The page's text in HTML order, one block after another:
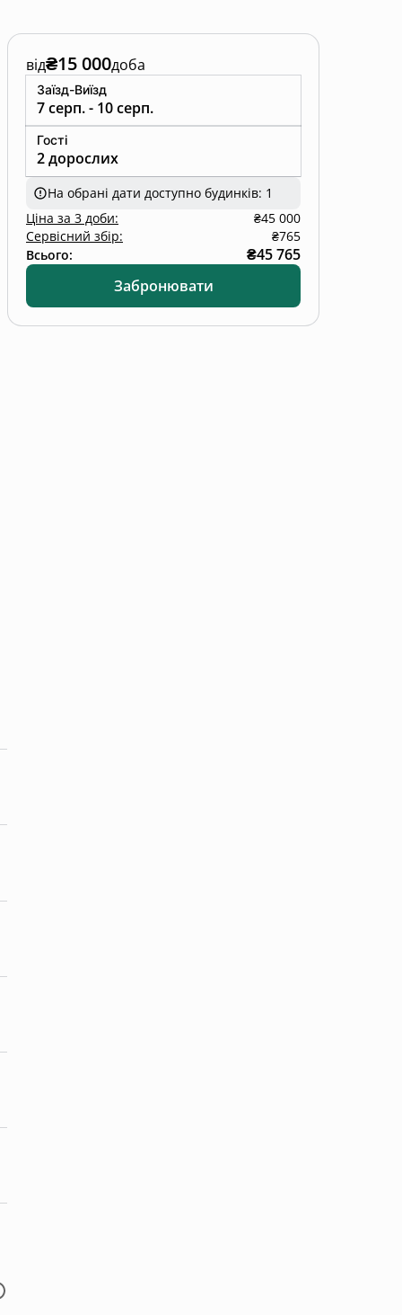
шафа, електрочайник) та усім необхідним
диван для великої компанії, плазма для
від₴15 000доба
Заїзд-Виїзд
7 серп. - 10 серп.
Гості
2 дорослих
На обрані дати доступно будинків: 1
Ціна за 3 доби:
₴45 000
Сервісний збір:
₴765
Всього:
₴45 765
Забронювати